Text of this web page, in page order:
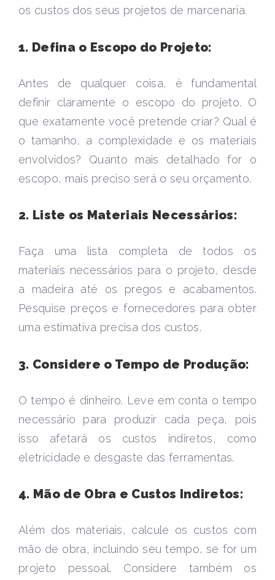
os custos dos seus projetos de marcenaria.
1. Defina o Escopo do Projeto:
Antes de qualquer coisa, é fundamental
definir claramente o escopo do projeto. O
que exatamente você pretende criar? Qual é
o tamanho, a complexidade e os materiais
envolvidos? Quanto mais detalhado for o
escopo, mais preciso será o seu orçamento.
2. Liste os Materiais Necessários:
Faça uma lista completa de todos os
materiais necessários para o projeto, desde
a madeira até os pregos e acabamentos.
Pesquise preços e fornecedores para obter
uma estimativa precisa dos custos.
3. Considere o Tempo de Produção:
O tempo é dinheiro. Leve em conta o tempo
necessário para produzir cada peça, pois
isso afetará os custos indiretos, como
eletricidade e desgaste das ferramentas.
4. Mão de Obra e Custos Indiretos:
Além dos materiais, calcule os custos com
mão de obra, incluindo seu tempo, se for um
projeto pessoal. Considere também os